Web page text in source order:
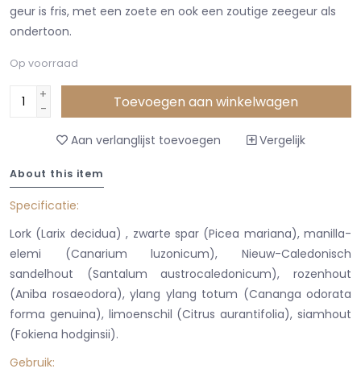
geur is fris, met een zoete en ook een zoutige zeegeur als
ondertoon.
Op voorraad
+
-
Toevoegen aan winkelwagen
Aan verlanglijst toevoegen Vergelijk
About this item
Specificatie:
Lork (Larix decidua) , zwarte spar (Picea mariana), manilla-
elemi (Canarium luzonicum), Nieuw-Caledonisch
sandelhout (Santalum austrocaledonicum), rozenhout
(Aniba rosaeodora), ylang ylang totum (Cananga odorata
forma genuina), limoenschil (Citrus aurantifolia), siamhout
(Fokiena hodginsii).
Gebruik: